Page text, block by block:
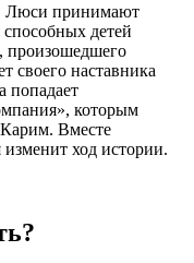
Люси принимают
детей
произошедшего
своего наставника
попадает
которым
Вместе
изменит ход истории.